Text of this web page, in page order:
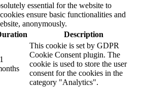
essential for the website to
ensure basic functionalities and
anonymously.
Description
This cookie is set by GDPR
Cookie Consent plugin. The
cookie is used to store the user
consent for the cookies in the
category "Analytics".